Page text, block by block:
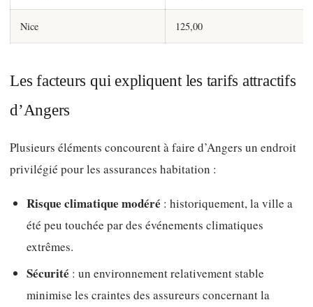
Nice 125,00
Les facteurs qui expliquent les tarifs attractifs
d’Angers
Plusieurs éléments concourent à faire d’Angers un endroit
privilégié pour les assurances habitation :
Risque climatique modéré : historiquement, la ville a
été peu touchée par des événements climatiques
extrêmes.
Sécurité : un environnement relativement stable
minimise les craintes des assureurs concernant la